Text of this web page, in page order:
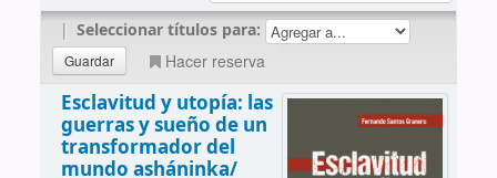
| Seleccionar títulos para:
Hacer reserva
Esclavitud y utopía: las
guerras y sueño de un
transformador del
mundo asháninka/